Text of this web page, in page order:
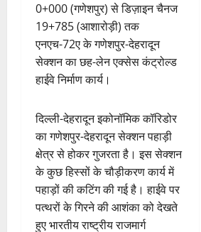
0+000 (गणेशपुर) से डिज़ाइन चैनज
19+785 (आशारोड़ी) तक
एनएच-72ए के गणेशपुर-देहरादून
सेक्शन का छह-लेन एक्सेस कंट्रोल्ड
हाईवे निर्माण कार्य।
दिल्ली-देहरादून इकोनॉमिक कॉरिडोर
का गणेशपुर-देहरादून सेक्शन पहाड़ी
क्षेत्र से होकर गुजरता है। इस सेक्शन
के कुछ हिस्सों के चौड़ीकरण कार्य में
पहाड़ों की कटिंग की गई है। हाईवे पर
पत्थरों के गिरने की आशंका को देखते
हुए भारतीय राष्ट्रीय राजमार्ग